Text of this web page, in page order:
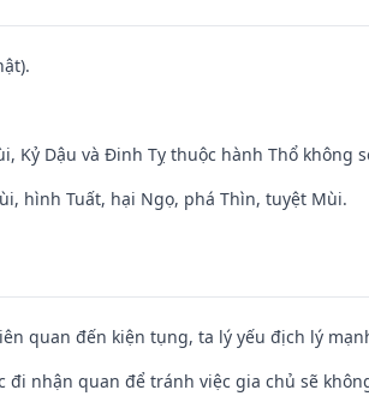
Kỷ Dậu và Đinh Tỵ thuộc hành Thổ không
hình Tuất, hại Ngọ, phá Thìn, tuyệt Mùi.
quan đến kiện tụng, ta lý yếu địch lý
đi nhận quan để tránh việc gia chủ sẽ